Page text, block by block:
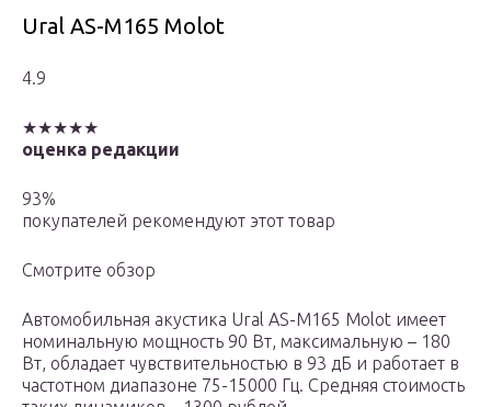
Ural AS-M165 Molot
4.9
★★★★★
оценка редакции
93%
покупателей рекомендуют этот товар
Смотрите обзор
Автомобильная акустика Ural AS-M165 Molot имеет
номинальную мощность 90 Вт, максимальную – 180
Вт, обладает чувствительностью в 93 дБ и работает в
частотном диапазоне 75-15000 Гц. Средняя стоимость